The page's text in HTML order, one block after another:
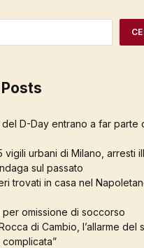
D-Day entrano a far parte
vigili urbani di Milano, arresti
sul passato
trovati in casa nel
per omissione di soccorso
di Cambio, l’allarme del
complicata”